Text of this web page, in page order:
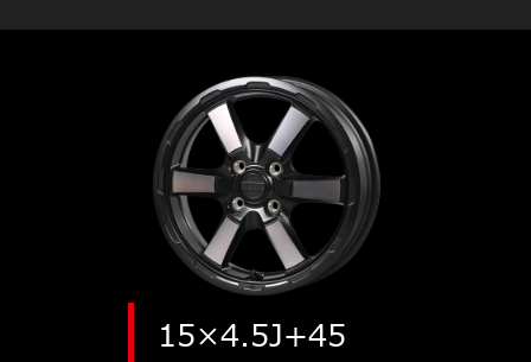
15×4.5J+45